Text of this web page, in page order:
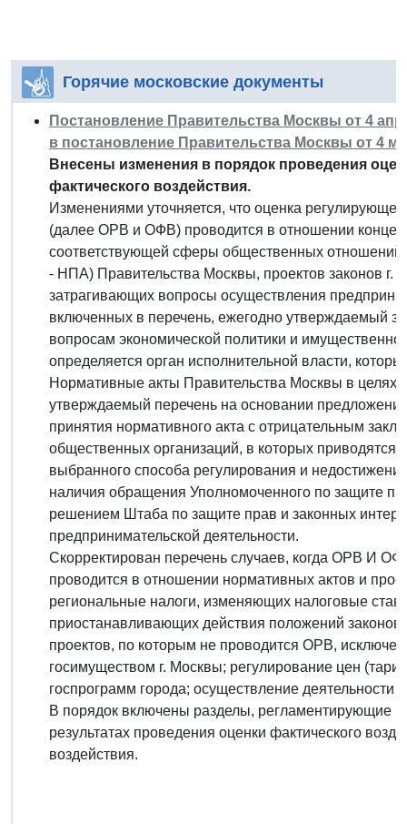
Горячие московские документы
Постановление Правительства Москвы от 4
в постановление Правительства Москвы от 4
Внесены изменения в порядок проведения
фактического воздействия.
Изменениями уточняется, что оценка
(далее ОРВ и ОФВ) проводится в отношении
соответствующей сферы общественных
- НПА) Правительства Москвы, проектов законов
затрагивающих вопросы осуществления
включенных в перечень, ежегодно утверждаемый
вопросам экономической политики и
определяется орган исполнительной власти,
Нормативные акты Правительства Москвы в
утверждаемый перечень на основании
принятия нормативного акта с отрицательным
общественных организаций, в которых приводятся
выбранного способа регулирования и
наличия обращения Уполномоченного по защите
решением Штаба по защите прав и законных
предпринимательской деятельности.
Скорректирован перечень случаев, когда ОРВ И
проводится в отношении нормативных актов и
региональные налоги, изменяющих налоговые
приостанавливающих действия положений законов
проектов, по которым не проводится ОРВ,
госимуществом г. Москвы; регулирование цен
госпрограмм города; осуществление деятельности
В порядок включены разделы, регламентирующие
результатах проведения оценки фактического
воздействия.